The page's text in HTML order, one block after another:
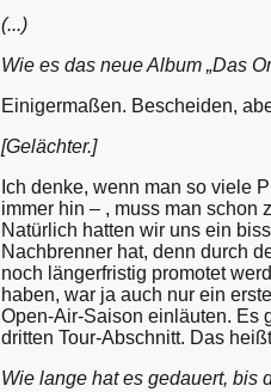
(...)
Wie es das neue Album „Das
Einigermaßen. Bescheiden,
[Gelächter.]
Ich denke, wenn man so viele
immer hin – , muss man schon
Natürlich hatten wir uns ein
Nachbrenner hat, denn durch
noch längerfristig promotet
haben, war ja auch nur ein
Open-Air-Saison einläuten. Es
dritten Tour-Abschnitt. Das
Wie lange hat es gedauert, bis